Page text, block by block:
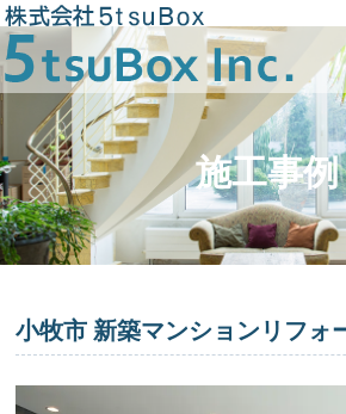
施工事例
小牧市 新築マンションリフォ